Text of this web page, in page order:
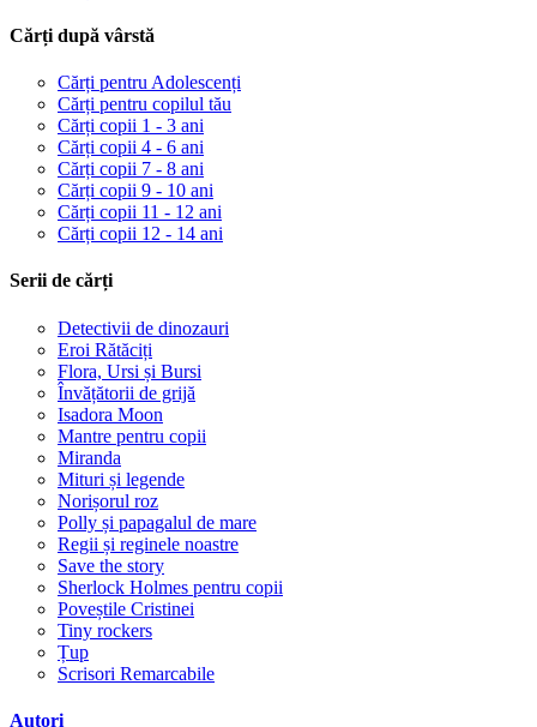
Cărți după vârstă
Cărți pentru Adolescenți
Cărți pentru copilul tău
Cărți copii 1 - 3 ani
Cărți copii 4 - 6 ani
Cărți copii 7 - 8 ani
Cărți copii 9 - 10 ani
Cărți copii 11 - 12 ani
Cărți copii 12 - 14 ani
Serii de cărți
Detectivii de dinozauri
Eroi Rătăciți
Flora, Ursi și Bursi
Învățătorii de grijă
Isadora Moon
Mantre pentru copii
Miranda
Mituri și legende
Norișorul roz
Polly și papagalul de mare
Regii și reginele noastre
Save the story
Sherlock Holmes pentru copii
Poveștile Cristinei
Tiny rockers
Țup
Scrisori Remarcabile
Autori